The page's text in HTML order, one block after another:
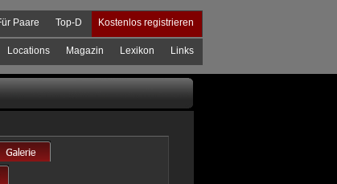
Kostenlos registrieren
Top-D
Paare
Links
Lexikon
Magazin
Locations